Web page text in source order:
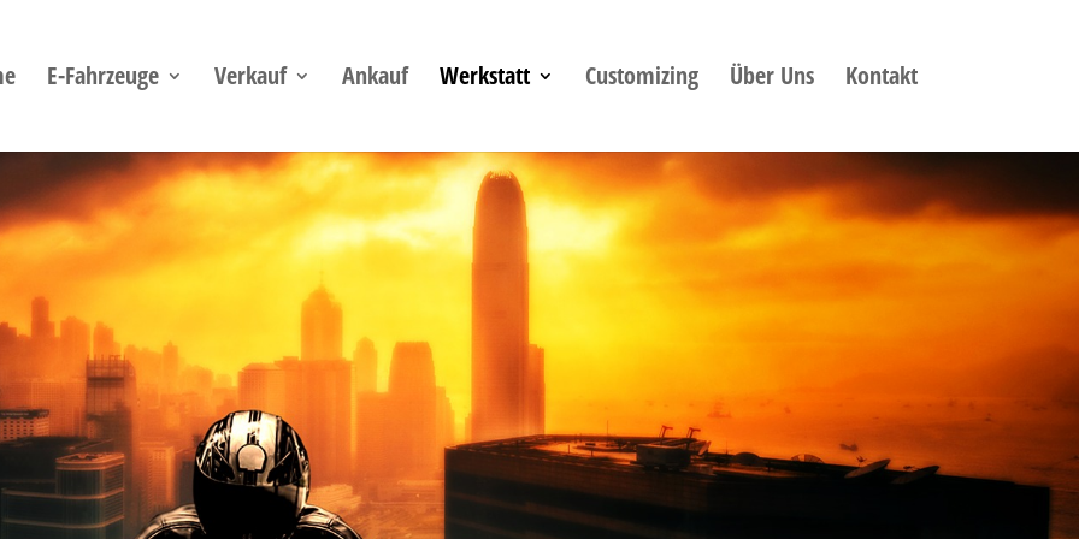
E-Fahrzeuge Verkauf Ankauf Werkstatt Customizing Über Uns Kontakt